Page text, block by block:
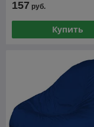
157 руб.
Купить